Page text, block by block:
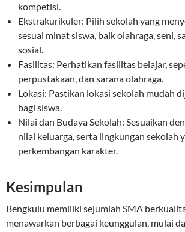
kompetisi.
Ekstrakurikuler: Pilih sekolah yang
sesuai minat siswa, baik olahraga, seni,
sosial.
Fasilitas: Perhatikan fasilitas belajar,
perpustakaan, dan sarana olahraga.
Lokasi: Pastikan lokasi sekolah mudah
bagi siswa.
Nilai dan Budaya Sekolah: Sesuaikan
nilai keluarga, serta lingkungan sekolah
perkembangan karakter.
Kesimpulan
Bengkulu memiliki sejumlah SMA
menawarkan berbagai keunggulan, mulai